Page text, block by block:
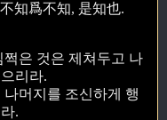
知爲不知, 是知也.
은 것은 제쳐두고 나
리라.
머지를 조신하게 행
.